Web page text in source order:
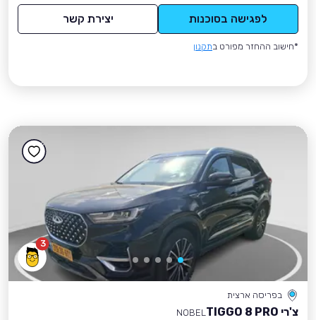
לפגישה בסוכנות יצירת קשר
*חישוב ההחזר מפורט בתקנון
3
בפריסה ארצית
צ'רי TIGGO 8 PRO
NOBEL